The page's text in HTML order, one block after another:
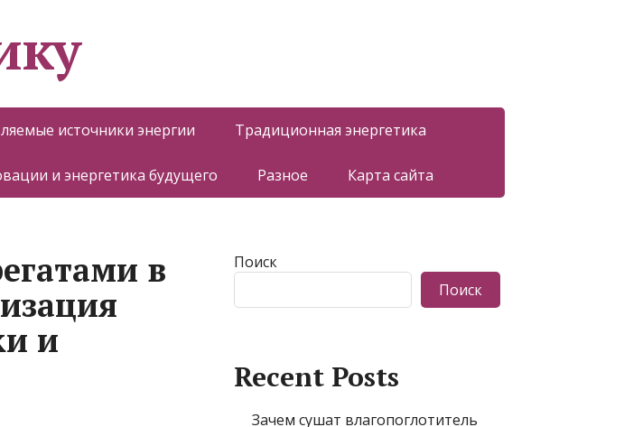
источники энергии Традиционная энергетика
и энергетика будущего Разное Карта сайта
в
и
Поиск
Поиск
Recent Posts
Зачем сушат влагопоглотитель